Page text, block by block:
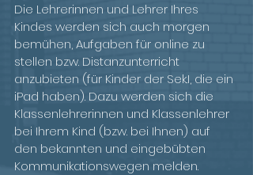
Die Lehrerinnen und Lehrer Ihres
Kindes werden sich auch morgen
bemühen, Aufgaben für online zu
stellen bzw. Distanzunterricht
anzubieten (für Kinder der Sek.I, die ein
iPad haben). Dazu werden sich die
Klassenlehrerinnen und Klassenlehrer
bei Ihrem Kind (bzw. bei Ihnen) auf
den bekannten und eingebübten
Kommunikationswegen melden.